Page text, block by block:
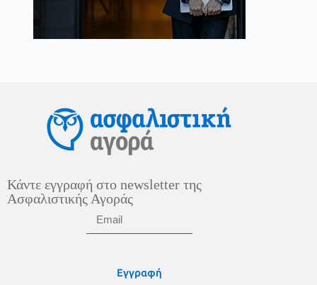
Κάντε εγγραφή στο newsletter της
Ασφαλιστικής Αγοράς
Εγγραφή